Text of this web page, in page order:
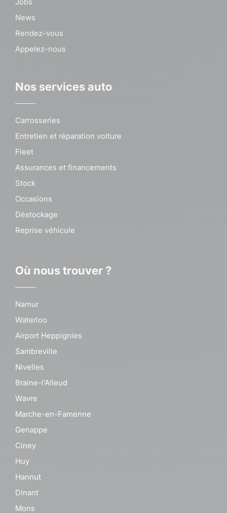
News
Rendez-vous
Appelez-nous
Nos services auto
Carrosseries
Entretien et réparation voiture
Fleet
Assurances et financements
Stock
Occasions
Déstockage
Reprise véhicule
Où nous trouver ?
Namur
Waterloo
Airport Heppignies
Sambreville
Nivelles
Braine-l’Alleud
Wavre
Marche-en-Famenne
Genappe
Ciney
Huy
Hannut
Dinant
Mons